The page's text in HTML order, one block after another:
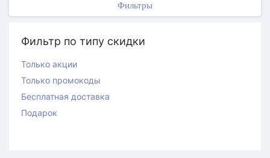
Фильтры
Фильтр по типу скидки
Только акции
Только промокоды
Бесплатная доставка
Подарок